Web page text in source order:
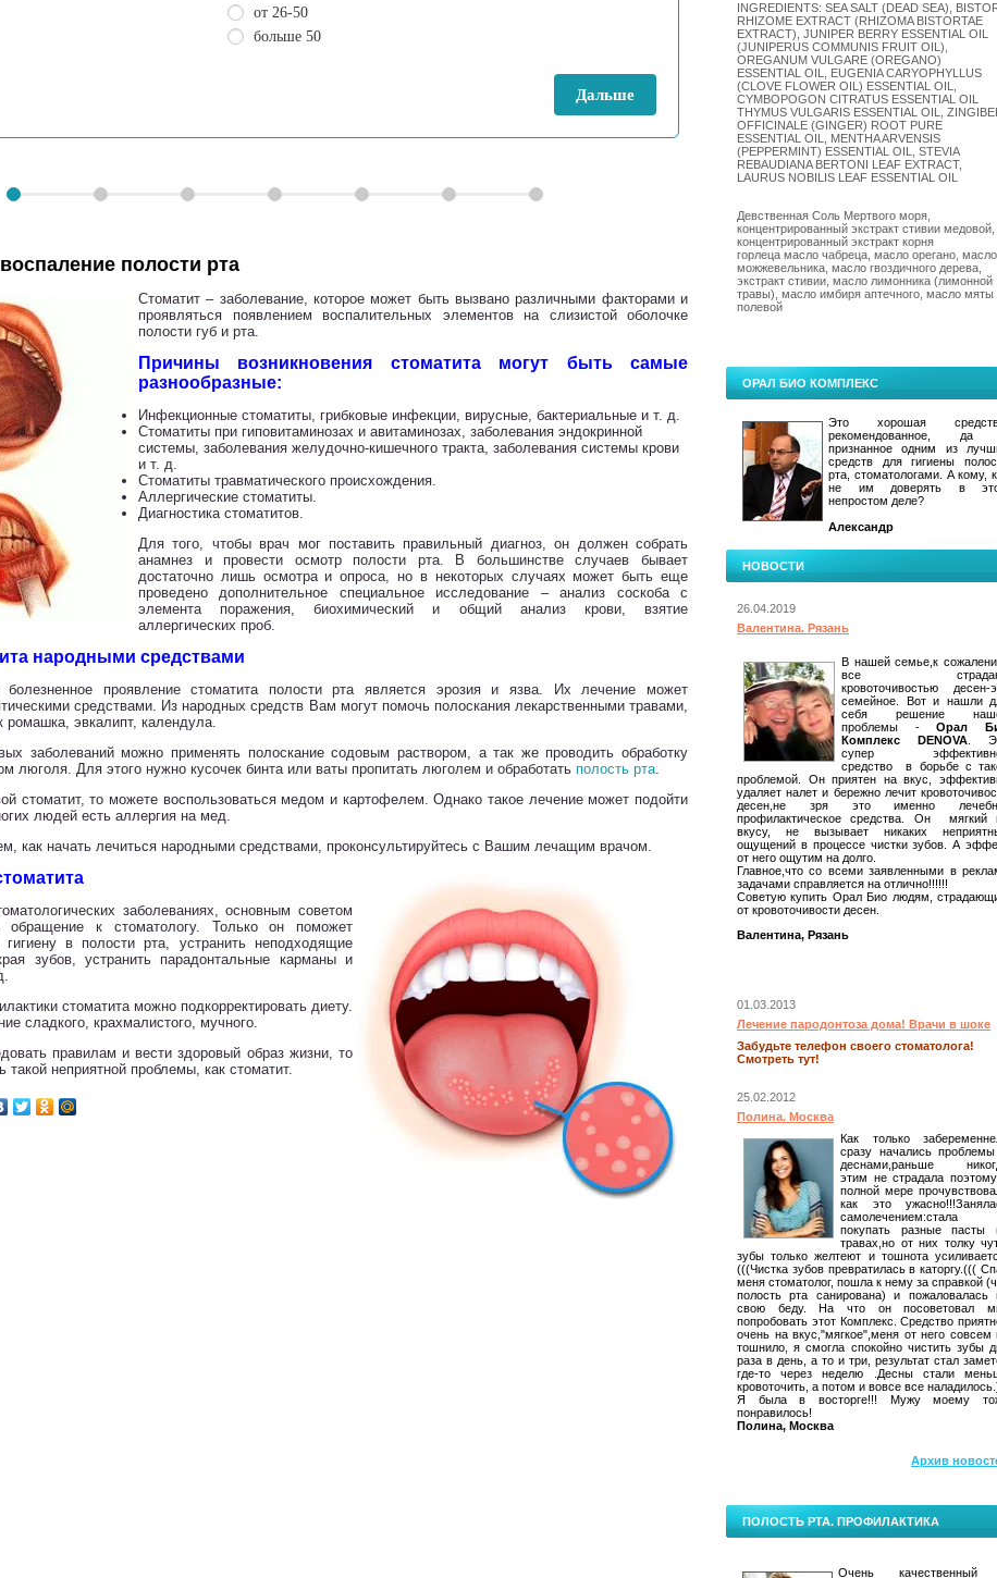
полости рта
Стоматит – заболевание, которое может быть вызвано различными факторами и
проявляться появлением воспалительных элементов на слизистой оболочке
полости губ и рта.
Причины возникновения стоматита могут быть самые
разнообразные:
Инфекционные стоматиты, грибковые инфекции, вирусные, бактериальные и т. д.
Стоматиты при гиповитаминозах и авитаминозах, заболевания эндокринной
системы, заболевания желудочно-кишечного тракта, заболевания системы крови
и т. д.
Стоматиты травматического происхождения.
Аллергические стоматиты.
Диагностика стоматитов.
Для того, чтобы врач мог поставить правильный диагноз, он должен собрать
анамнез и провести осмотр полости рта. В большинстве случаев бывает
достаточно лишь осмотра и опроса, но в некоторых случаях может быть еще
проведено дополнительное специальное исследование – анализ соскоба с
элемента поражения, биохимический и общий анализ крови, взятие
аллергических проб.
народными средствами
проявление стоматита полости рта является эрозия и язва. Их лечение может
средствами. Из народных средств Вам могут помочь полоскания лекарственными травами,
ромашка, эвкалипт, календула.
заболеваний можно применять полоскание содовым раствором, а так же проводить обработку
люголя. Для этого нужно кусочек бинта или ваты пропитать люголем и обработать полость рта.
стоматит, то можете воспользоваться медом и картофелем. Однако такое лечение может подойти
людей есть аллергия на мед.
как начать лечиться народными средствами, проконсультируйтесь с Вашим лечащим врачом.
заболеваниях, основным советом
обращение к стоматологу. Только он поможет
гигиену в полости рта, устранить неподходящие
зубов, устранить парадонтальные карманы и
стоматита можно подкорректировать диету.
сладкого, крахмалистого, мучного.
правилам и вести здоровый образ жизни, то
такой неприятной проблемы, как стоматит.
INGREDIENTS: SEA SALT (DEAD SEA),
RHIZOME EXTRACT (RHIZOMA BISTORTAE
EXTRACT), JUNIPER BERRY ESSENTIAL OIL
(JUNIPERUS COMMUNIS FRUIT OIL),
OREGANUM VULGARE (OREGANO)
ESSENTIAL OIL, EUGENIA CARYOPHYLLUS
(CLOVE FLOWER OIL) ESSENTIAL OIL,
CYMBOPOGON CITRATUS ESSENTIAL OIL
THYMUS VULGARIS ESSENTIAL OIL,
OFFICINALE (GINGER) ROOT PURE
ESSENTIAL OIL, MENTHA ARVENSIS
(PEPPERMINT) ESSENTIAL OIL, STEVIA
REBAUDIANA BERTONI LEAF EXTRACT,
LAURUS NOBILIS LEAF ESSENTIAL OIL
Девственная Соль Мертвого моря,
концентрированный экстракт стивии медовой,
концентрированный экстракт корня
горлеца масло чабреца, масло орегано, масло
можжевельника, масло гвоздичного дерева,
экстракт стивии, масло лимонника (лимонной
травы), масло имбиря аптечного, масло мяты
полевой
ОРАЛ БИО КОМПЛЕКС
Это хорошая
рекомендованное, да
признанное одним из
средств для гигиены
рта, стоматологами. А кому,
не им доверять в
непростом деле?
Александр
НОВОСТИ
26.04.2019
Валентина. Рязань
В нашей семье,к
все
кровоточивостью десен-
семейное. Вот и нашли
себя решение
проблемы -Орал
Комплекс DENOVA .
супер
средство в борьбе с
проблемой. Он приятен на вкус,
удаляет налет и бережно лечит
десен,не зря это именно
профилактическое средства. Он мягкий
вкусу, не вызывает никаких
ощущений в процессе чистки зубов. А
от него ощутим на долго.
Главное,что со всеми заявленными в
задачами справляется на отлично!!!!!!
Советую купить Орал Био людям,
от кровоточивости десен.
Валентина, Рязань
01.03.2013
Лечение пародонтоза дома! Врачи в шоке
Забудьте телефон своего стоматолога!
Смотреть тут!
25.02.2012
Полина. Москва
Как только
сразу начались
деснами,раньше
этим не страдала
полной мере
как это
самолечением:стала
покупать разные пасты
травах,но от них толку
зубы только желтеют и тошнота
(((Чистка зубов превратилась в каторгу.(((
меня стоматолог, пошла к нему за справкой
полость рта санирована) и пожаловалась
свою беду. На что он посоветовал
попробовать этот Комплекс. Средство
очень на вкус,"мягкое",меня от него совсем
тошнило, я смогла спокойно чистить зубы
раза в день, а то и три, результат стал
где-то через неделю .Десны стали
кровоточить, а потом и вовсе все
Я была в восторге!!! Мужу моему
понравилось!
Полина, Москва
Архив
ПОЛОСТЬ РТА. ПРОФИЛАКТИКА
Очень